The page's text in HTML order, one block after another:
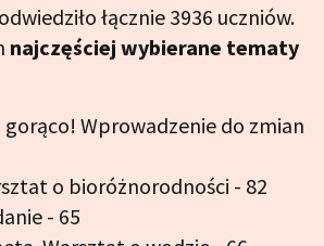
łącznie 3936 uczniów.
najczęściej wybierane tematy
gorąco! Wprowadzenie do zmian
o bioróżnorodności - 82
- 65